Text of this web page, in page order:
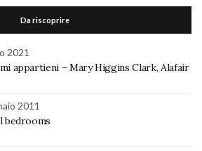
Da riscoprire
2021
appartieni – Mary Higgins Clark, Alafair
2011
bedrooms